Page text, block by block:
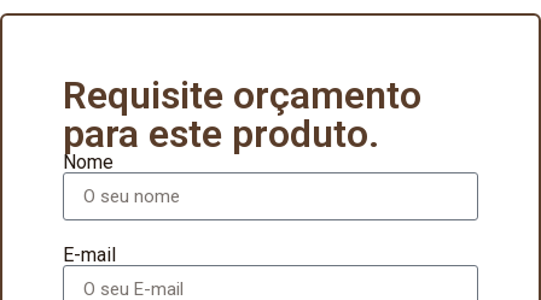
Requisite orçamento
para este produto.
Nome
E-mail